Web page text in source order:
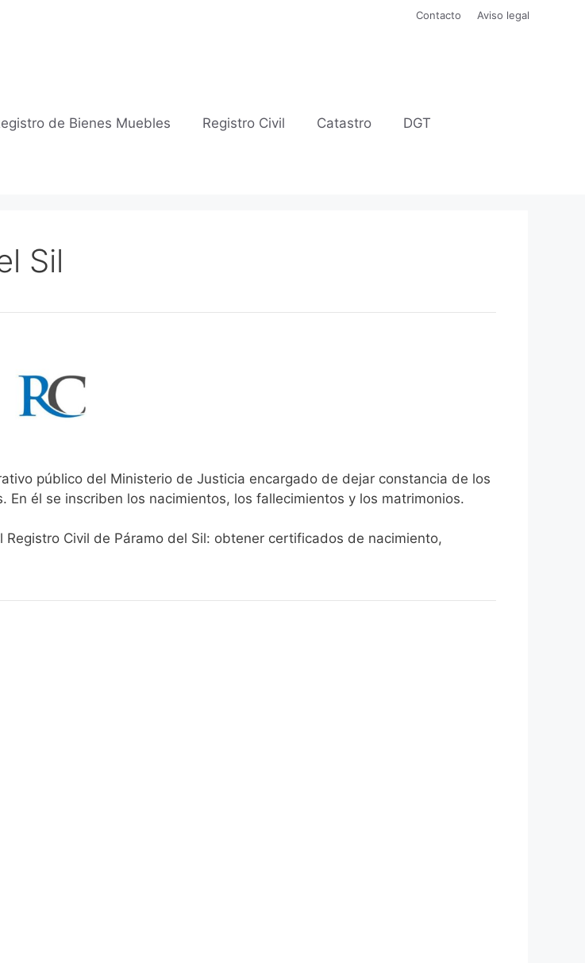
Contacto Aviso legal
de Bienes Muebles Registro Civil Catastro DGT
Sil
público del Ministerio de Justicia encargado de dejar constancia de los
él se inscriben los nacimientos, los fallecimientos y los matrimonios.
Civil de Páramo del Sil: obtener certificados de nacimiento,